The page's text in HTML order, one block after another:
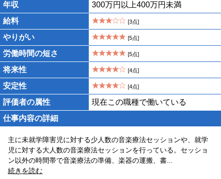
年収
300万円以上400万円未満
給料
[3点]
やりがい [5点]
労働時間の短さ [5点]
将来性 [4点]
安定性 [4点]
評価者の属性
現在この職種で働いている
仕事内容の詳細
主に未就学障害児に対する少人数の音楽療法セッションや、就学
児に対する大人数の音楽療法セッションを行っている。セッショ
ン以外の時間帯で音楽療法の準備、楽器の運搬、書
続きを読む